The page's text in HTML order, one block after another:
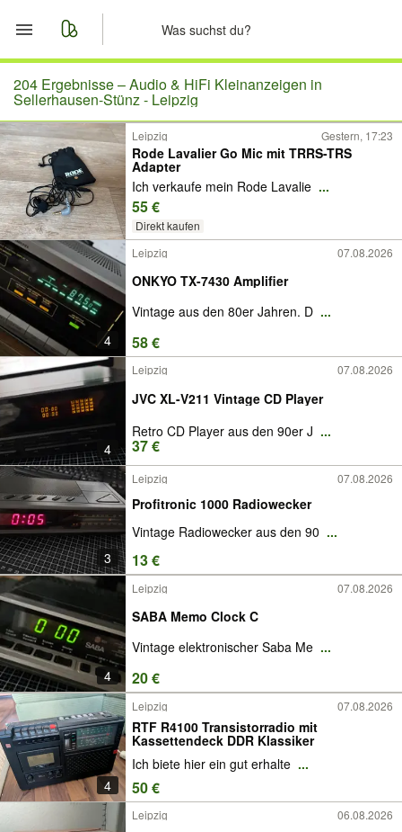
Start
Merkliste
Nachrichten
Anzeige aufgeben
204 Ergebnisse –Audio & HiFi Kleinanzeigen in
Sellerhausen-Stünz - Leipzig
Leipzig Gestern, 17:23
Rode Lavalier Go Mic mit TRRS-TRS
Adapter
Ich verkaufe mein Rode Lavalie ...
55 €
Direkt kaufen
4
Leipzig 07.08.2026
ONKYO TX-7430 Amplifier
Vintage aus den 80er Jahren. D ...
58 €
4
Leipzig 07.08.2026
JVC XL-V211 Vintage CD Player
Retro CD Player aus den 90er J ...
37 €
3
Leipzig 07.08.2026
Profitronic 1000 Radiowecker
Vintage Radiowecker aus den 90 ...
13 €
4
Leipzig 07.08.2026
SABA Memo Clock C
Vintage elektronischer Saba Me ...
20 €
4
Leipzig 07.08.2026
RTF R4100 Transistorradio mit
Kassettendeck DDR Klassiker
Ich biete hier ein gut erhalte ...
50 €
Leipzig 06.08.2026